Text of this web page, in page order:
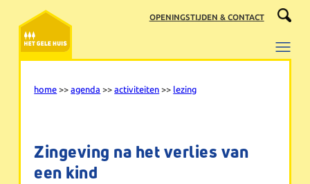
naar
inhoud
OPENINGSTIJDEN & CONTACT
home >>agenda >>activiteiten >> lezing
Zingeving na het verlies van
een kind